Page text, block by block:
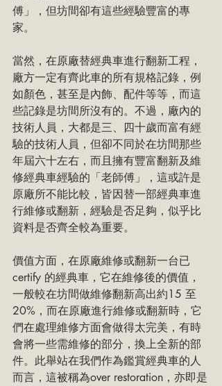
傅」，但坊間卻有這些經驗豐富的專
家。
當然，在原廠替經典車進行翻新工程，
廠方一定有齊此車的所有規格記錄，例
如顏色，甚至是內飾、配件等等，而這
些記錄是坊間所沒有的。不過，廠內的
技術人員，大都是三、四十歲而富有經
驗的技術人員，但卻不同於在坊間那些
年屆六十左右，而且擁有豐富翻新及維
修經典車經驗的「老師傅」，這或許是
原廠所不能比較，皆因替一部經典車進
行維修或翻新，經驗是否足夠，似乎比
資料是否齊全較為重要。
價值方面，在原廠維修或翻新一台已
certify 的經典車，它在維修後的價值，
一般較在坊間做維修翻新高出約15 至
20%，而在原廠進行維修或翻新時，它
們在處理維修方面會做得太完美，有時
會將一些需維修的部分，換上全新的部
件。此舉站在我們作為鑑賞經典車的人
而言，這被稱為over restoration，亦即是